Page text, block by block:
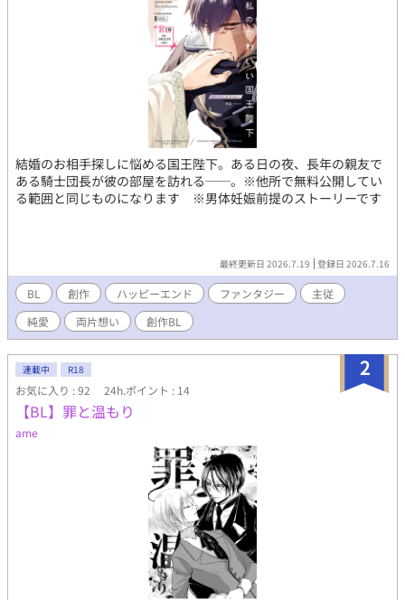
結婚のお相手探しに悩める国王陛下。ある日の夜、長年の親友で
ある騎士団長が彼の部屋を訪れる──。※他所で無料公開してい
る範囲と同じものになります ※男体妊娠前提のストーリーです
最終更新日 2026.7.19 登録日 2026.7.16
BL 創作 ハッピーエンド ファンタジー
主従
純愛
両片想い 創作BL
2
連載中 R18
お気に入り : 92 24h.ポイント : 14
【BL】罪と温もり
ame